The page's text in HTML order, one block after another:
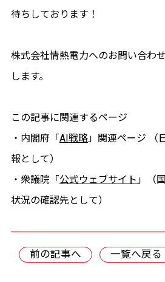
待ちしております！
株式会社情熱電力へのお問い合わ
します。
この記事に関連するページ
・内閣府「AI戦略」関連ページ （
報として）
・衆議院「公式ウェブサイト 」（
状況の確認先として）
前の記事へ 一覧へ戻る